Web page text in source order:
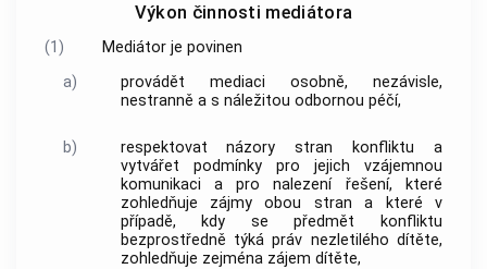
Výkon činnosti mediátora
(1) Mediátorje povinen
a)
provádět mediaci osobně, nezávisle,
nestranně a s náležitou odbornou péčí,
b)
respektovat názory stran konfliktu a
vytvářet podmínky pro jejich vzájemnou
komunikaci a pro nalezení řešení, které
zohledňuje zájmy obou stran a které v
případě, kdy se předmět konfliktu
bezprostředně týká práv nezletilého dítěte,
zohledňuje zejména zájem dítěte,